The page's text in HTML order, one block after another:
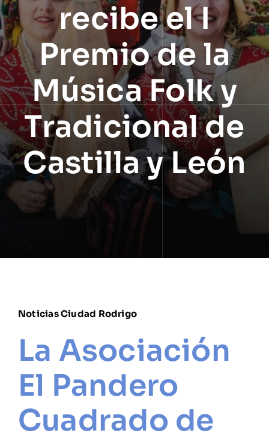
recibe el I
Premio de la
Música Folk y
Tradicional de
Castilla y León
Noticias Ciudad Rodrigo
La Asociación
El Pandero
Cuadrado de